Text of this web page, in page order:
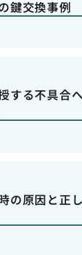
鍵交換事例
する不具合
の原因と正